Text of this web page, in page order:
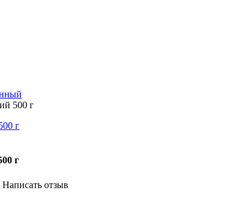
500 г
г
Написать отзыв